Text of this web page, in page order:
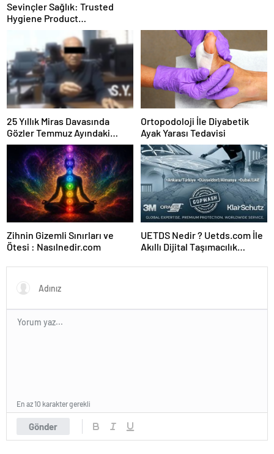
Sevinçler Sağlık: Trusted
Hygiene Product
Manufacturer in Turkey
25 Yıllık Miras Davasında
Gözler Temmuz Ayındaki
Karar Duruşmasına Çevrildi
Ortopodoloji İle Diyabetik
Ayak Yarası Tedavisi
Zihnin Gizemli Sınırları ve
Ötesi : Nasılnedir.com
UETDS Nedir ? Uetds.com İle
Akıllı Dijital Taşımacılık
Gönder
En az 10 karakter gerekli